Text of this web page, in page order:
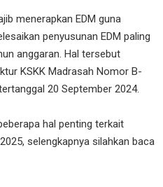
menerapkan EDM guna
penyusunan EDM paling
anggaran. Hal tersebut
KSKK Madrasah Nomor B-
20 September 2024.
hal penting terkait
selengkapnya silahkan baca